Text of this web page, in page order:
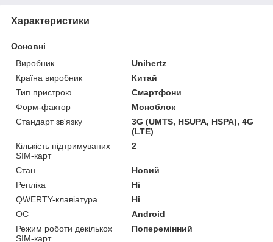
Характеристики
Основні
Виробник
Unihertz
Країна виробник
Китай
Тип пристрою
Смартфони
Форм-фактор
Моноблок
Стандарт зв'язку
3G (UMTS, HSUPA, HSPA), 4G
(LTE)
Кількість підтримуваних
SIM-карт
2
Стан
Новий
Репліка
Ні
QWERTY-клавіатура
Ні
ОС
Android
Режим роботи декількох
SIM-карт
Поперемінний